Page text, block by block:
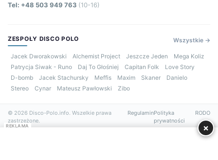
Tel: +48 503 949 763 (10-16)
ZESPOŁY DISCO POLO Wszystkie →
Jacek Dworakowski Alchemist Project Jeszcze Jeden
Mega Koliz
Patrycja Siwak - Runo
Daj To Głośniej Capitan Folk
Love Story
D-bomb
Jacek Stachursky Meffis Maxim Skaner
Danielo
Stereo
Cynar Mateusz Pawłowski Zibo
© 2026 Disco-Polo.info. Wszelkie prawa
zastrzeżone.
RegulaminPolityka
prywatności
RODO
REKLAMA ×